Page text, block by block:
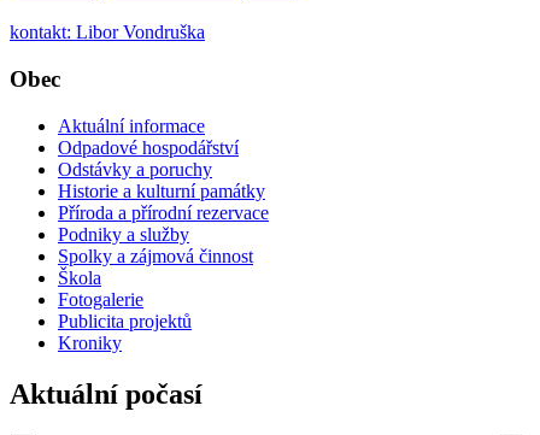
kontakt: Libor Vondruška
Obec
Aktuální informace
Odpadové hospodářství
Odstávky a poruchy
Historie a kulturní památky
Příroda a přírodní rezervace
Podniky a služby
Spolky a zájmová činnost
Škola
Fotogalerie
Publicita projektů
Kroniky
Aktuální počasí